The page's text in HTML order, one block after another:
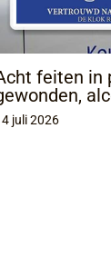
feiten in
juli 2026